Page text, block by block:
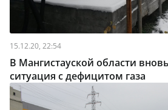
15.12.20, 22:54
В Мангистауской области
ситуация с дефицитом газа